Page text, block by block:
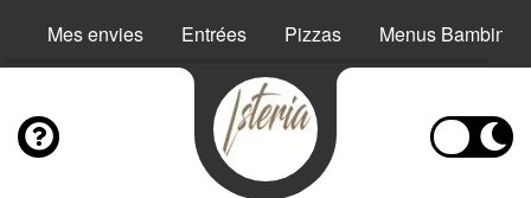
Mes envies Entrées Pizzas Menus Bambino